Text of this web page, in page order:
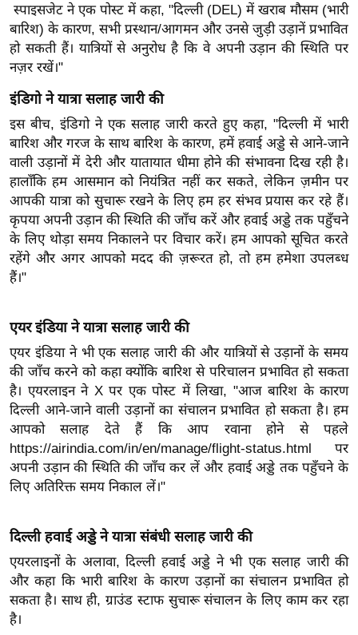
सा
हि
त्य
ज
ग
त
ऑ
टो
व
र्ल्ड
न्यू
ज
ब्री
म
नो
रं
ज
न
ज
ग
त
बॉ
वु
ड
हॉ
ली
वु
स्पाइसजेट ने एक पोस्ट में कहा, "दिल्ली (DEL) में खराब मौसम (भारी
बारिश) के कारण, सभी प्रस्थान/आगमन और उनसे जुड़ी उड़ानें प्रभावित
हो सकती हैं। यात्रियों से अनुरोध है कि वे अपनी उड़ान की स्थिति पर
नज़र रखें।"
इंडिगो ने यात्रा सलाह जारी की
इस बीच, इंडिगो ने एक सलाह जारी करते हुए कहा, "दिल्ली में भारी
बारिश और गरज के साथ बारिश के कारण, हमें हवाई अड्डे से आने-जाने
वाली उड़ानों में देरी और यातायात धीमा होने की संभावना दिख रही है।
हालाँकि हम आसमान को नियंत्रित नहीं कर सकते, लेकिन ज़मीन पर
आपकी यात्रा को सुचारू रखने के लिए हम हर संभव प्रयास कर रहे हैं।
कृपया अपनी उड़ान की स्थिति की जाँच करें और हवाई अड्डे तक पहुँचने
के लिए थोड़ा समय निकालने पर विचार करें। हम आपको सूचित करते
रहेंगे और अगर आपको मदद की ज़रूरत हो, तो हम हमेशा उपलब्ध
हैं।"
एयर इंडिया ने यात्रा सलाह जारी की
एयर इंडिया ने भी एक सलाह जारी की और यात्रियों से उड़ानों के समय
की जाँच करने को कहा क्योंकि बारिश से परिचालन प्रभावित हो सकता
है। एयरलाइन ने X पर एक पोस्ट में लिखा, "आज बारिश के कारण
दिल्ली आने-जाने वाली उड़ानों का संचालन प्रभावित हो सकता है। हम
आपको सलाह देते हैं कि आप रवाना होने से पहले
https://airindia.com/in/en/manage/flight-status.html पर
अपनी उड़ान की स्थिति की जाँच कर लें और हवाई अड्डे तक पहुँचने के
लिए अतिरिक्त समय निकाल लें।"
दिल्ली हवाई अड्डे ने यात्रा संबंधी सलाह जारी की
एयरलाइनों के अलावा, दिल्ली हवाई अड्डे ने भी एक सलाह जारी की
और कहा कि भारी बारिश के कारण उड़ानों का संचालन प्रभावित हो
सकता है। साथ ही, ग्राउंड स्टाफ सुचारू संचालन के लिए काम कर रहा
है।